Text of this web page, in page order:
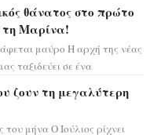
θάνατος στο πρώτο
τη Μαρίνα!
μαύρο Η αρχή της νέας
ταξιδεύει σε ένα
ζουν τη μεγαλύτερη
μήνα Ο Ιούλιος ρίχνει